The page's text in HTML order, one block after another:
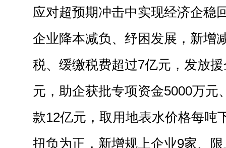
应对超预期冲击中实现经济企稳
企业降本减负、纾困发展，新增
税、缓缴税费超过7亿元，发放
元，助企获批专项资金5000万元
款12亿元，取用地表水价格每吨
扭负为正，新增规上企业9家、